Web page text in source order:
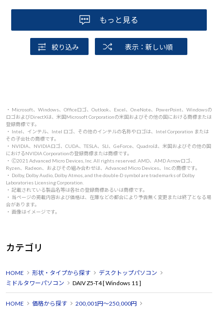
もっと見る
絞り込み 表示：新しい順
・ Microsoft、Windows、Officeロゴ、Outlook、Excel、OneNote、PowerPoint、Windowsの
ロゴおよびDirectXは、米国Microsoft Corporationの米国およびその他の国における商標または
登録商標です。
・ Intel、インテル、Intel ロゴ、その他のインテルの名称やロゴは、Intel Corporation または
その子会社の商標です。
・ NVIDIA、NVIDIAロゴ、CUDA、TESLA、SLI、GeForce、Quadroは、米国およびその他の国
におけるNVIDIA Corporationの登録商標または商標です。
・ 🄫2021 Advanced Micro Devices, Inc. All rights reserved. AMD、AMD Arrowロゴ、
Ryzen、Radeon、およびその組み合わせは、Advanced Micro Devices、Inc.の商標です。
・ Dolby, Dolby Audio, Dolby Atmos, and the double-D symbol are trademarks of Dolby
Laboratories Licensing Corporation.
・ 記載されている製品名等は各社の登録商標あるいは商標です。
・ 当ページの掲載内容および価格は、在庫などの都合により予告無く変更または終了となる場
合があります。
・ 画像はイメージです。
カテゴリ
HOME 形状・タイプから探す
デスクトップパソコン
ミドルタワーパソコン
DAIV Z5-T4 [ Windows 11 ]
HOME 価格から探す
200,001円～250,000円